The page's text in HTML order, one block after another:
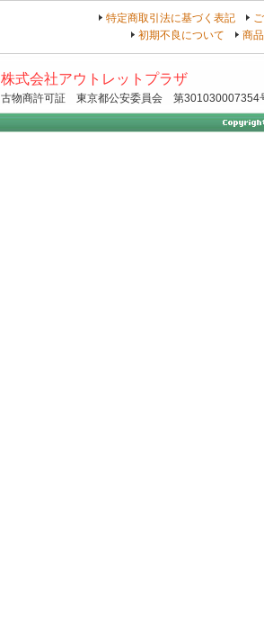
特定商取引法に基づく表記
初期不良について
商
株式会社アウトレットプラザ
古物商許可証 東京都公安委員会 第301030007354